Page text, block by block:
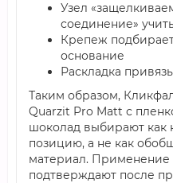
Узел
соединение»
Крепеж
основание
Раскладка
Таким образом,
Quarzit Pro Matt с
шоколад выбирают как
позицию, а не как
материал. Применение
подтверждают после